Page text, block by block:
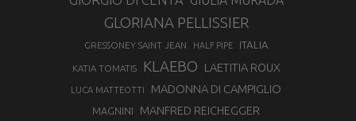
GLORIANA PELLISSIER
GRESSONEY SAINT JEAN HALF PIPE ITALIA
KATIA TOMATIS KLAEBO LAETITIA ROUX
LUCA MATTEOTTI MADONNA DI CAMPIGLIO
MAGNINI MANFRED REICHEGGER